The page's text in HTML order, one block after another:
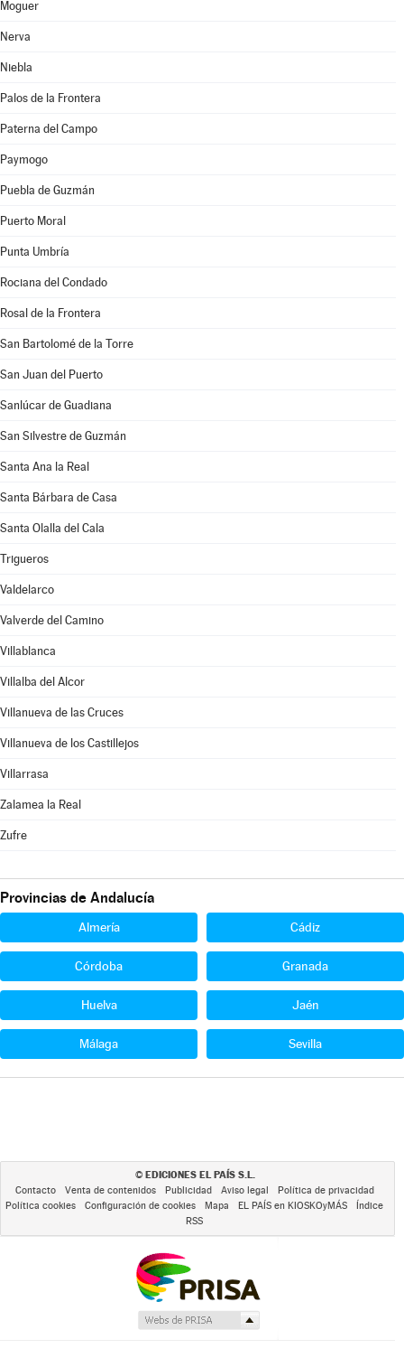
Moguer
Nerva
Niebla
Palos de la Frontera
Paterna del Campo
Paymogo
Puebla de Guzmán
Puerto Moral
Punta Umbría
Rociana del Condado
Rosal de la Frontera
San Bartolomé de la Torre
San Juan del Puerto
Sanlúcar de Guadiana
San Silvestre de Guzmán
Santa Ana la Real
Santa Bárbara de Casa
Santa Olalla del Cala
Trigueros
Valdelarco
Valverde del Camino
Villablanca
Villalba del Alcor
Villanueva de las Cruces
Villanueva de los Castillejos
Villarrasa
Zalamea la Real
Zufre
Provincias de Andalucía
Almería Cádiz
Córdoba Granada
Huelva Jaén
Málaga Sevilla
© EDICIONES EL PAÍS S.L.
Contacto Venta de contenidos Publicidad Aviso legal
Política de privacidad
Política cookies
Configuración de cookies Mapa EL PAÍS en KIOSKOyMÁS
Índice
RSS